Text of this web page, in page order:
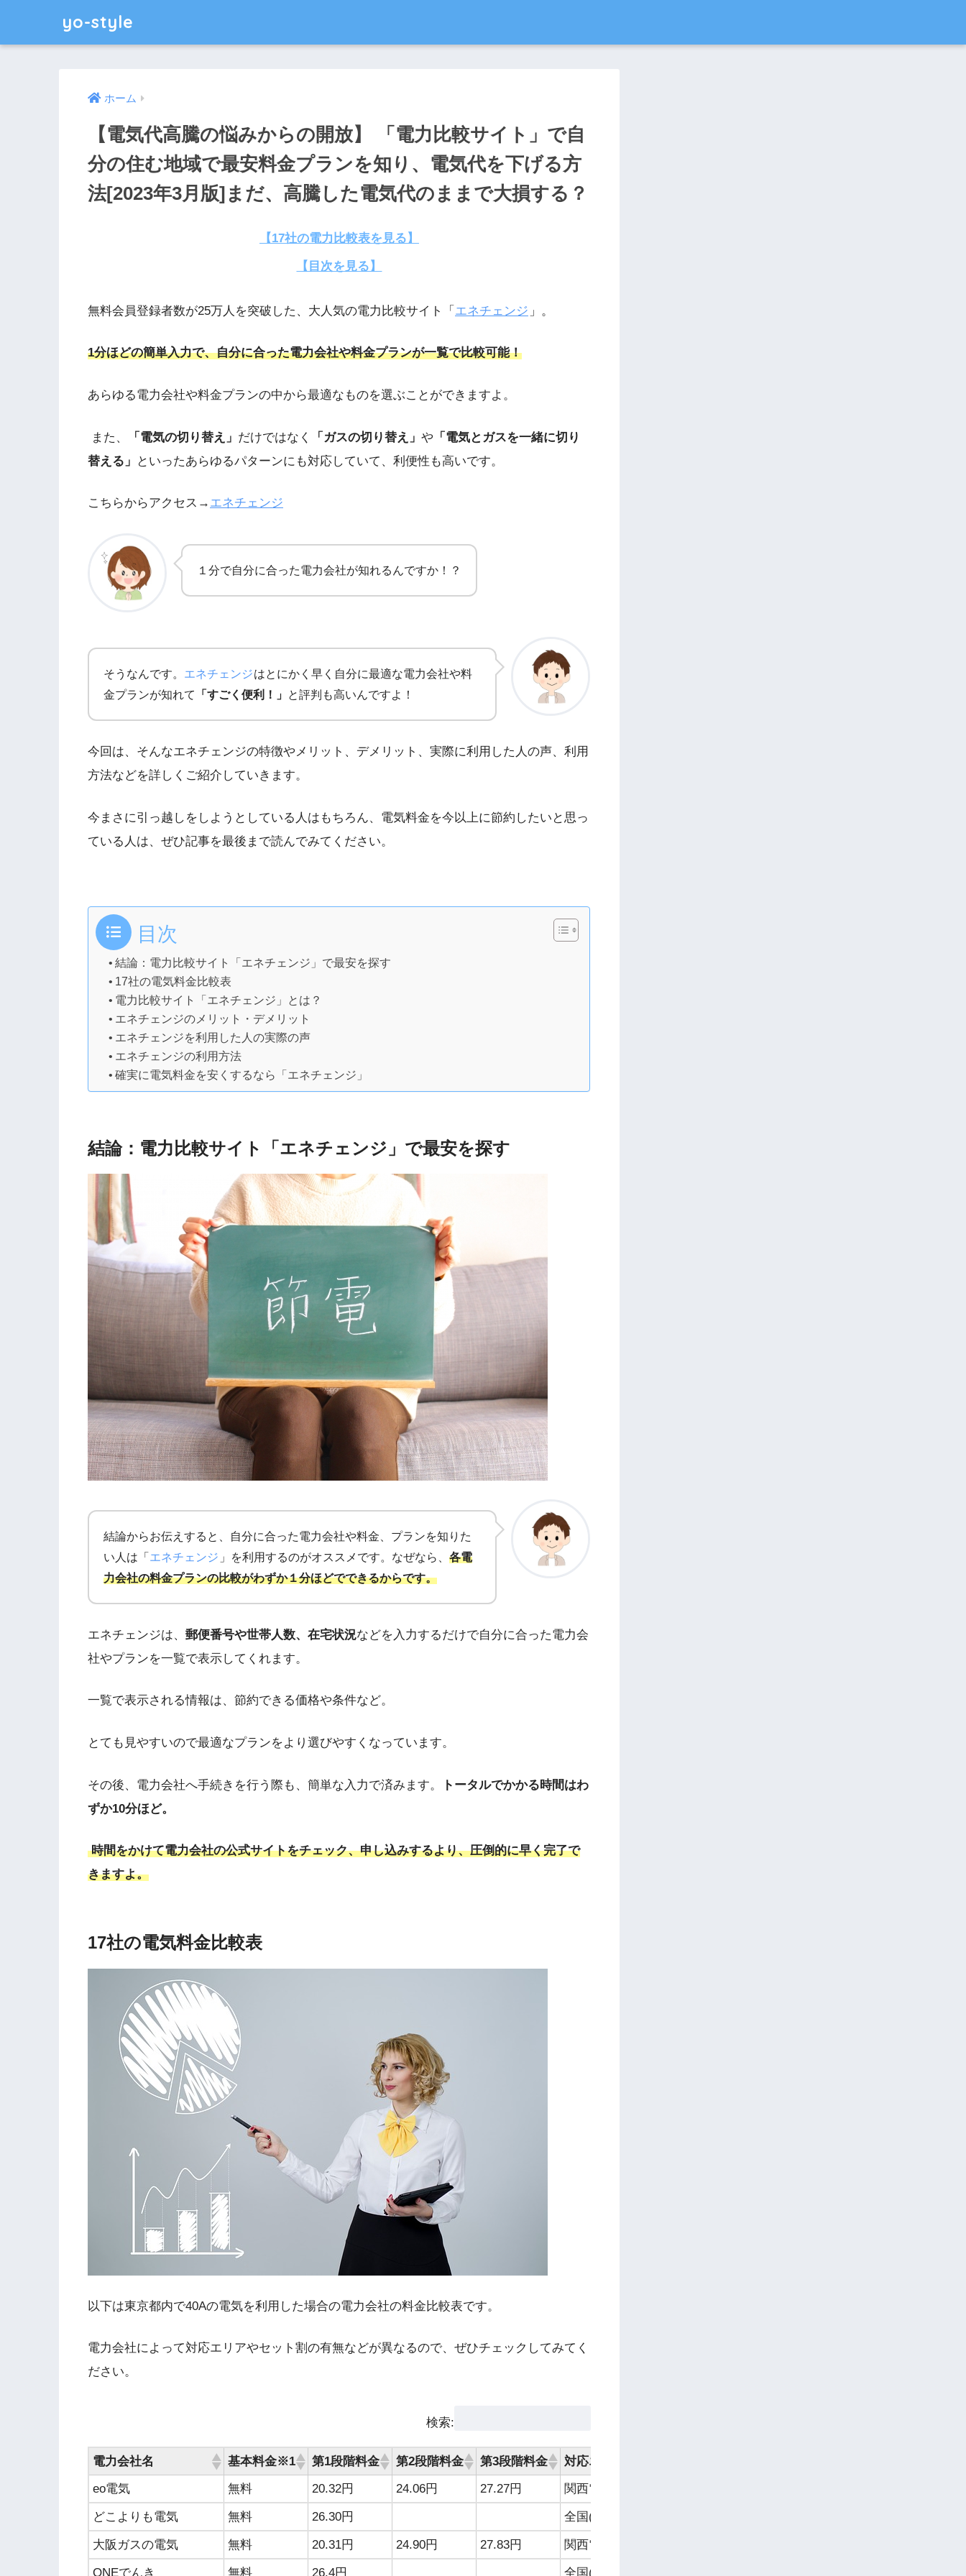
yo-style
ホーム
【電気代高騰の悩みからの開放】 「電力比較サイト」で自
分の住む地域で最安料金プランを知り、電気代を下げる方
法[2023年3月版]まだ、高騰した電気代のままで大損する？
【17社の電力比較表を見る】
【目次を見る】
無料会員登録者数が25万人を突破した、大人気の電力比較サイト「 エネチェンジ 」。
1分ほどの簡単入力で、自分に合った電力会社や料金プランが一覧で比較可能！
あらゆる電力会社や料金プランの中から最適なものを選ぶことができますよ。
また、 「電気の切り替え」 だけではなく 「ガスの切り替え」 や 「電気とガスを一緒に切り
替える」
といったあらゆるパターンにも対応していて、利便性も高いです。
こちらからアクセス→ エネチェンジ
１分で自分に合った電力会社が知れるんですか！？
そうなんです。 エネチェンジはとにかく早く自分に最適な電力会社や料
金プランが知れて
「すごく便利！」 と評判も高いんですよ！
今回は、そんなエネチェンジの特徴やメリット、デメリット、実際に利用した人の声、利用
方法などを詳しくご紹介していきます。
今まさに引っ越しをしようとしている人はもちろん、電気料金を今以上に節約したいと思っ
ている人は、ぜひ記事を最後まで読んでみてください。
目次
結論：電力比較サイト「エネチェンジ」で最安を探す
17社の電気料金比較表
電力比較サイト「エネチェンジ」とは？
エネチェンジのメリット・デメリット
エネチェンジを利用した人の実際の声
エネチェンジの利用方法
確実に電気料金を安くするなら「エネチェンジ」
結論：電力比較サイト「エネチェンジ」で最安を探す
結論からお伝えすると、自分に合った電力会社や料金、プランを知りた
い人は「エネチェンジ 」を利用するのがオススメです。なぜなら、 各電
力会社の料金プランの比較がわずか１分ほどでできるからです。
エネチェンジは、 郵便番号や世帯人数、在宅状況などを入力するだけで自分に合った電力会
社やプランを一覧で表示してくれます。
一覧で表示される情報は、節約できる価格や条件など。
とても見やすいので最適なプランをより選びやすくなっています。
その後、電力会社へ手続きを行う際も、簡単な入力で済みます。
トータルでかかる時間はわ
ずか10分ほど。
時間をかけて電力会社の公式サイトをチェック、申し込みするより、圧倒的に早く完了で
きますよ。
17社の電気料金比較表
以下は東京都内で40Aの電気を利用した場合の電力会社の料金比較表です。
電力会社によって対応エリアやセット割の有無などが異なるので、ぜひチェックしてみてく
ださい。
検索:
電力会社名 基本料金※1 第1段階料金 第2段階料金 第3段階料金 対応エリア
eo電気
無料 20.32円 24.06円 27.27円 関西電力エリア
どこよりも電気 無料 26.30円 全国(一部離島除く)
大阪ガスの電気 無料 20.31円 24.90円 27.83円 関西電力エリア
ONEでんき 無料 26.4円 全国(一部離島除く)